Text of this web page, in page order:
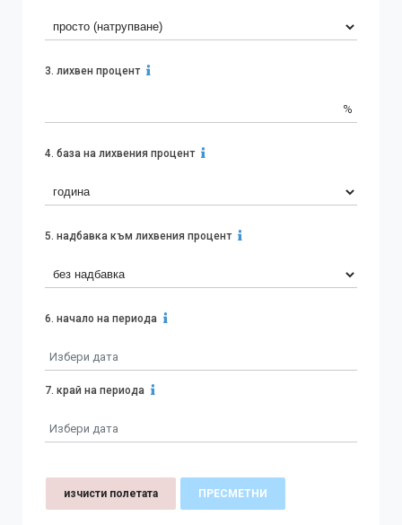
3. лихвен процент
%
4. база на лихвения процент
5. надбавка към лихвения процент
6. начало на периода
7. край на периода
изчисти полетата ПРЕСМЕТНИ